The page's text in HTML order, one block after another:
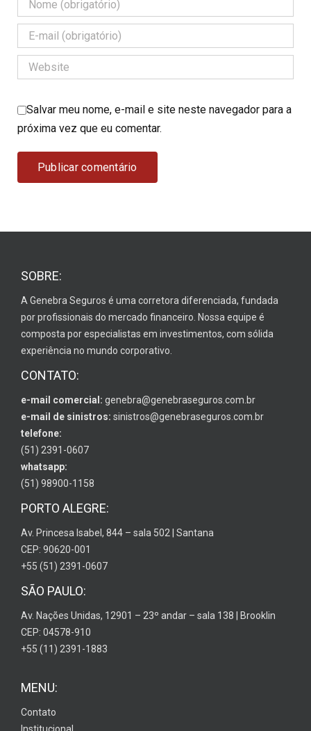
Salvar meu nome, e-mail e site neste navegador para a
próxima vez que eu comentar.
SOBRE:
A Genebra Seguros é uma corretora diferenciada, fundada
por profissionais do mercado financeiro. Nossa equipe é
composta por especialistas em investimentos, com sólida
experiência no mundo corporativo.
CONTATO:
e-mail comercial: genebra@genebraseguros.com.br
e-mail de sinistros: sinistros@genebraseguros.com.br
telefone:
(51) 2391-0607
whatsapp:
(51) 98900-1158
PORTO ALEGRE:
Av. Princesa Isabel, 844 – sala 502 | Santana
CEP: 90620-001
+55 (51) 2391-0607
SÃO PAULO:
Av. Nações Unidas, 12901 – 23º andar – sala 138 | Brooklin
CEP: 04578-910
+55 (11) 2391-1883
MENU:
Contato